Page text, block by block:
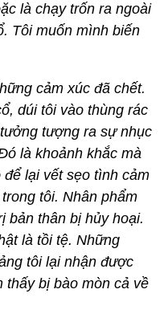
là chạy trốn ra ngoài
Tôi muốn mình biến
cảm xúc đã chết.
dúi tôi vào thùng rác
tượng ra sự nhục
là khoảnh khắc mà
lại vết sẹo tình cảm
tôi. Nhân phẩm
bản thân bị hủy hoại.
là tồi tệ. Những
tôi lại nhận được
thấy bị bào mòn cả về